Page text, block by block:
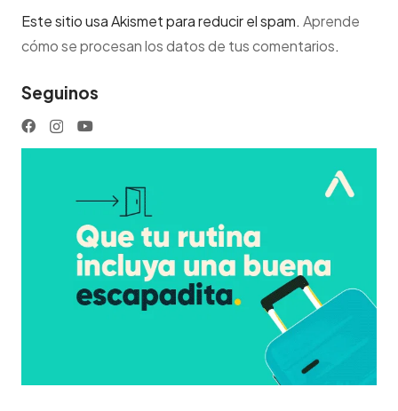
Este sitio usa Akismet para reducir el spam. Aprende
cómo se procesan los datos de tus comentarios.
Seguinos